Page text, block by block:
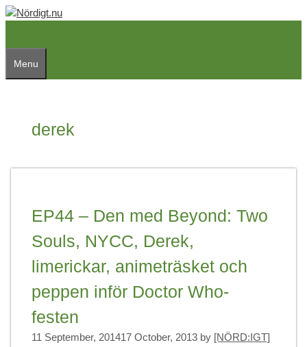
Skip
Menu
derek
EP44 – Den med Beyond: Two
Souls, NYCC, Derek,
limerickar, animeträsket och
peppen inför Doctor Who-
festen
11 September, 201417 October, 2013 by [NÖRD:IGT]